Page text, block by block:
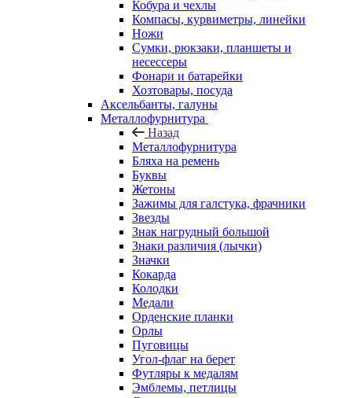
Кобура и чехлы
Компасы, курвиметры, линейки
Ножи
Сумки, рюкзаки, планшеты и
несессеры
Фонари и батарейки
Хозтовары, посуда
Аксельбанты, галуны
Металлофурнитура
Назад
Металлофурнитура
Бляха на ремень
Буквы
Жетоны
Зажимы для галстука, фрачники
Звезды
Знак нагрудный большой
Знаки различия (лычки)
Значки
Кокарда
Колодки
Медали
Орденские планки
Орлы
Пуговицы
Угол-флаг на берет
Футляры к медалям
Эмблемы, петлицы